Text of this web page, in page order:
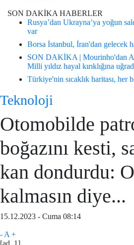
SON DAKİKA HABERLER
Rusya’dan Ukrayna’ya yoğun
var
Borsa İstanbul, İran'dan gelecek
SON DAKİKA | Mourinho'dan
Milli yıldız hayal kırıklığına
Türkiye'nin sıcaklık haritası, her
Teknoloji
Otomobilde
boğazını kesti,
kan dondurdu:
kalmasın diye...
15.12.2023 - Cuma 08:14
- A +